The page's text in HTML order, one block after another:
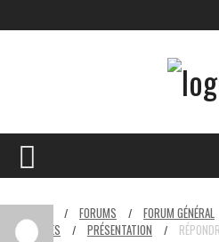
/ FORUMS / FORUM GÉNÉRAL
VÉHICULES
/ PRÉSENTATION /